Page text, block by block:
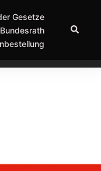
Gesetze
Bundesrath
Suche